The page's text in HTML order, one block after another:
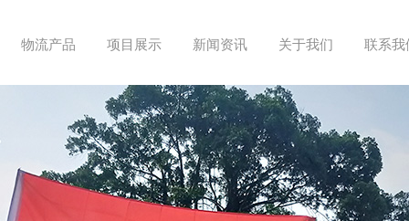
物流产品 项目展示 新闻资讯 关于我们 联系我